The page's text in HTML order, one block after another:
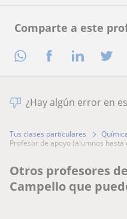
Comparte a este
¿Hay algún error en
Tus clases particulares
profesor de apoyo (alumnos
Otros profesores
Campello que